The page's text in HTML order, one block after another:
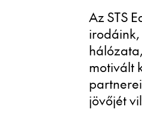
Az STS
motivált
jövőjét